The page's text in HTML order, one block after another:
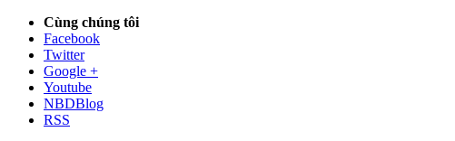
Cùng chúng tôi
Facebook
Twitter
Google +
Youtube
NBDBlog
RSS